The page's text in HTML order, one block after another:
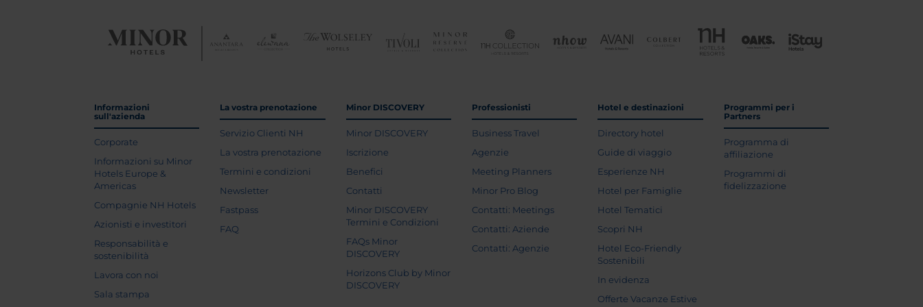
Informazioni
sull'azienda
Corporate
Informazioni su Minor
Hotels Europe &
Americas
Compagnie NH Hotels
Azionisti e investitori
Responsabilità e
sostenibilità
Lavora con noi
Sala stampa
La vostra prenotazione
Servizio Clienti NH
La vostra prenotazione
Termini e condizioni
Newsletter
Fastpass
FAQ
Minor DISCOVERY
Minor DISCOVERY
Iscrizione
Benefici
Contatti
Minor DISCOVERY
Termini e Condizioni
FAQs Minor
DISCOVERY
Horizons Club by Minor
DISCOVERY
Professionisti
Business Travel
Agenzie
Meeting Planners
Minor Pro Blog
Contatti: Meetings
Contatti: Aziende
Contatti: Agenzie
Hotel e destinazioni
Directory hotel
Guide di viaggio
Esperienze NH
Hotel per Famiglie
Hotel Tematici
Scopri NH
Hotel Eco-Friendly
Sostenibili
In evidenza
Offerte Vacanze Estive
Programmi per i
Partners
Programma di
affiliazione
Programmi di
fidelizzazione